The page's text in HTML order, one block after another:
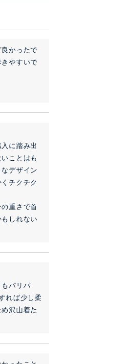
かったで
やすいで
に踏み出
ことはも
デザイン
チクチク
重さで首
しれない
パリパ
れば少し柔
沢山着た